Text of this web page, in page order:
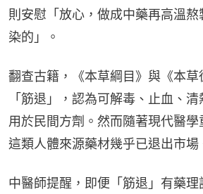
則安慰「放心，做成中藥再高溫
染的」。
翻查古籍，《本草綱目》與《本
「筋退」，認為可解毒、止血、
用於民間方劑。然而隨著現代醫學
這類人體來源藥材幾乎已退出市場
中醫師提醒，即便「筋退」有藥